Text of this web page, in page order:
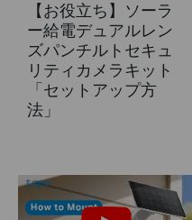
【お役立ち】ソーラ
ー給電デュアルレン
ズパンチルトセキュ
リティカメラキット
「セットアップ方
法」